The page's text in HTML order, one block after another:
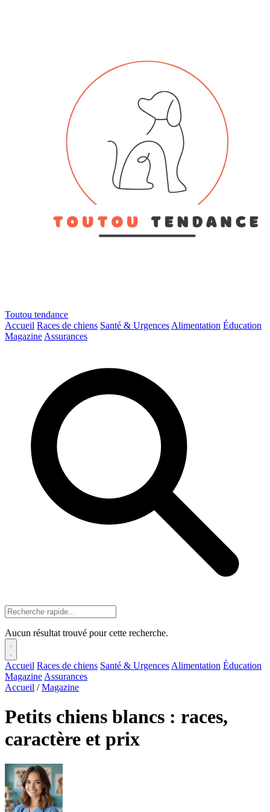
Toutou tendance
Accueil Races de chiens Santé & Urgences Alimentation Éducation
Magazine Assurances
Aucun résultat trouvé pour cette recherche.
Accueil Races de chiens Santé & Urgences Alimentation Éducation
Magazine Assurances
Accueil / Magazine
Petits chiens blancs : races,
caractère et prix